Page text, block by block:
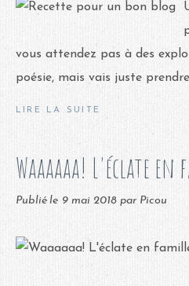
vous attendez pas à des
poésie, mais vais juste
LIRE LA SUITE
Waaaaaa! L'éclate
Publié le 9 mai 2018 par Picou